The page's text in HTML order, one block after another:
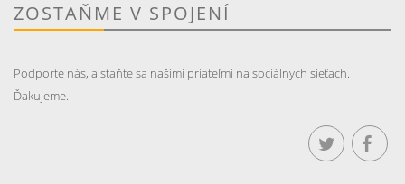
ZOSTAŇME V SPOJENÍ
Podporte nás, a staňte sa našími priateľmi na sociálnych sieťach.
Ďakujeme.